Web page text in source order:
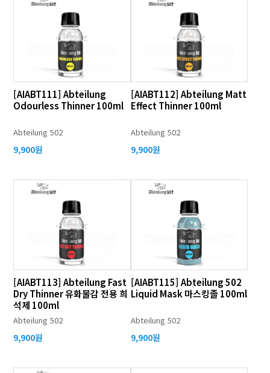
[AIABT111] Abteilung
Odourless Thinner 100ml
Abteilung 502
9,900원
[AIABT112] Abteilung Matt
Effect Thinner 100ml
Abteilung 502
9,900원
[AIABT113] Abteilung Fast
Dry Thinner 유화물감 전용 희
석제 100ml
Abteilung 502
9,900원
[AIABT115] Abteilung 502
Liquid Mask 마스킹졸 100ml
Abteilung 502
9,900원